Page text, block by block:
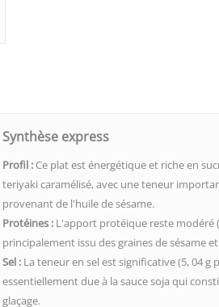
Synthèse express
Profil : Ce plat est énergétique et riche en
teriyaki caramélisé, avec une teneur
provenant de l'huile de sésame.
Protéines : L'apport protéique reste modéré
principalement issu des graines de sésame
Sel : La teneur en sel est significative (5, 04 g
essentiellement due à la sauce soja qui
glaçage.